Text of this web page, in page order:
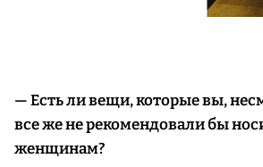
— Есть ли вещи, которые вы,
все же не рекомендовали бы
женщинам?